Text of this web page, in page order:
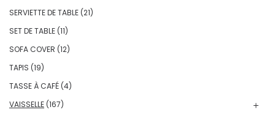
SERVIETTE DE TABLE (21)
SET DE TABLE (11)
SOFA COVER (12)
TAPIS (19)
TASSE À CAFÉ (4)
VAISSELLE (167)